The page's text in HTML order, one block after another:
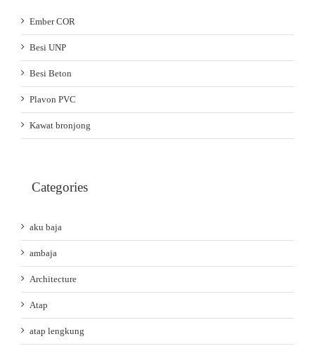
Ember COR
Besi UNP
Besi Beton
Plavon PVC
Kawat bronjong
Categories
aku baja
ambaja
Architecture
Atap
atap lengkung